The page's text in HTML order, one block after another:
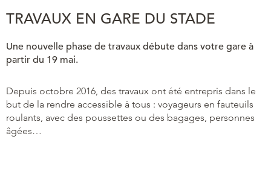
TRAVAUX EN GARE DU STADE
Une nouvelle phase de travaux débute dans votre gare à
partir du 19 mai.
Depuis octobre 2016, des travaux ont été entrepris dans le
but de la rendre accessible à tous : voyageurs en fauteuils
roulants, avec des poussettes ou des bagages, personnes
âgées…